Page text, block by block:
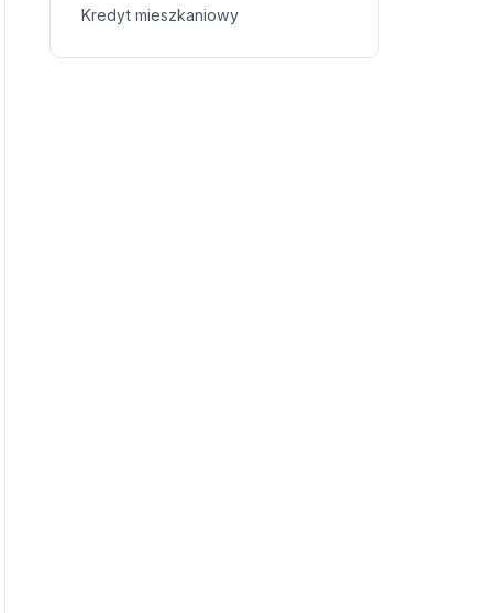
Kredyt mieszkaniowy